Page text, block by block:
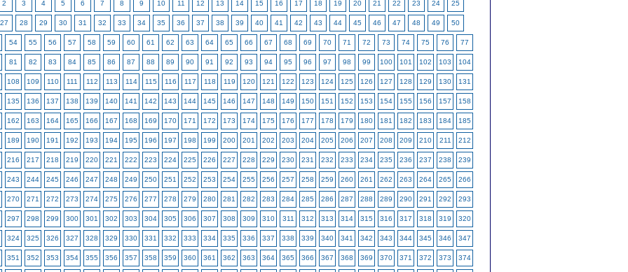
2 3 4 5 6 7 8 9 10 11 12 13 14 15 16 17 18 19 20 21 22 23 24 25
27 28 29 30 31 32 33 34 35 36 37 38 39 40 41 42 43 44 45 46 47 48 49 50
54 55 56 57 58 59 60 61 62 63 64 65 66 67 68 69 70 71 72 73 74 75 76 77
81 82 83 84 85 86 87 88 89 90 91 92 93 94 95 96 97 98 99 100 101 102 103 104
108 109 110 111 112 113 114 115 116 117 118 119 120 121 122 123 124 125 126 127 128 129 130 131
135 136 137 138 139 140 141 142 143 144 145 146 147 148 149 150 151 152 153 154 155 156 157 158
162 163 164 165 166 167 168 169 170 171 172 173 174 175 176 177 178 179 180 181 182 183 184 185
189 190 191 192 193 194 195 196 197 198 199 200 201 202 203 204 205 206 207 208 209 210 211 212
216 217 218 219 220 221 222 223 224 225 226 227 228 229 230 231 232 233 234 235 236 237 238 239
243 244 245 246 247 248 249 250 251 252 253 254 255 256 257 258 259 260 261 262 263 264 265 266
270 271 272 273 274 275 276 277 278 279 280 281 282 283 284 285 286 287 288 289 290 291 292 293
297 298 299 300 301 302 303 304 305 306 307 308 309 310 311 312 313 314 315 316 317 318 319 320
324 325 326 327 328 329 330 331 332 333 334 335 336 337 338 339 340 341 342 343 344 345 346 347
351 352 353 354 355 356 357 358 359 360 361 362 363 364 365 366 367 368 369 370 371 372 373 374